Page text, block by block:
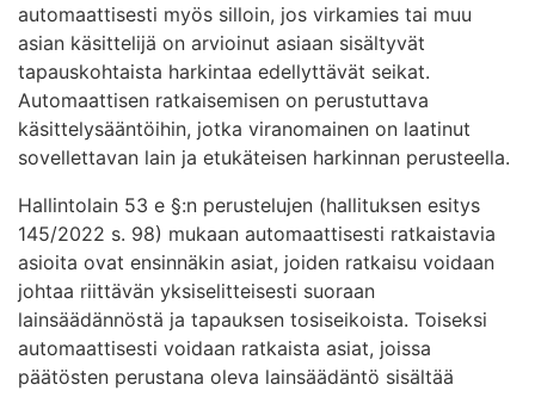
automaattisesti myös silloin, jos virkamies tai muu
asian käsittelijä on arvioinut asiaan sisältyvät
tapauskohtaista harkintaa edellyttävät seikat.
Automaattisen ratkaisemisen on perustuttava
käsittelysääntöihin, jotka viranomainen on laatinut
sovellettavan lain ja etukäteisen harkinnan perusteella.
Hallintolain 53 e §:n perustelujen (hallituksen esitys
145/2022 s. 98) mukaan automaattisesti ratkaistavia
asioita ovat ensinnäkin asiat, joiden ratkaisu voidaan
johtaa riittävän yksiselitteisesti suoraan
lainsäädännöstä ja tapauksen tosiseikoista. Toiseksi
automaattisesti voidaan ratkaista asiat, joissa
päätösten perustana oleva lainsäädäntö sisältää